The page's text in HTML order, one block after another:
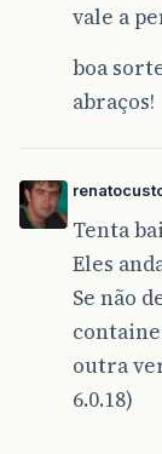
vale a
boa
abraços!
Tenta
Eles
Se não
outra
6.0.18)